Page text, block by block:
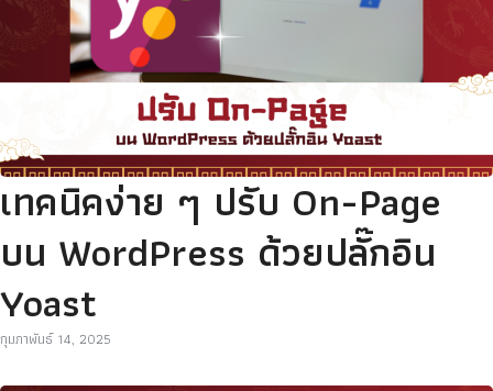
เทคนิคง่าย ๆ ปรับ On-Page
บน WordPress ด้วยปลั๊กอิน
Yoast
กุมภาพันธ์ 14, 2025